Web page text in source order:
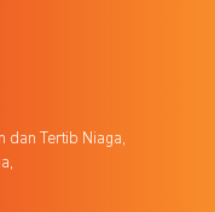
dan Tertib Niaga,